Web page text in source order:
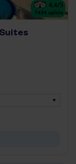
4.4/5
7434 opinie